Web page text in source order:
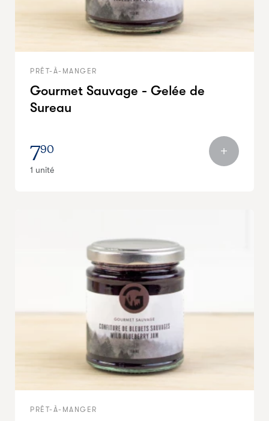
PRÊT-À-MANGER
Gourmet Sauvage - Gelée de
Sureau
790
1 unité
PRÊT-À-MANGER